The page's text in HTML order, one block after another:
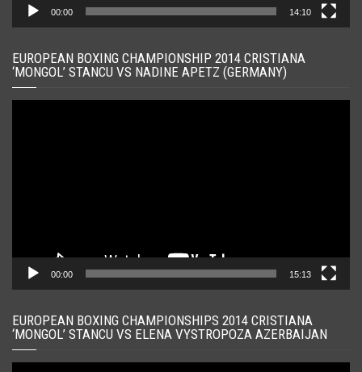
00:00 14:10
EUROPEAN BOXING CHAMPIONSHIP 2014 CRISTIANA
‘MONGOL’ STANCU VS NADINE APETZ (GERMANY)
00:00 15:13
EUROPEAN BOXING CHAMPIONSHIPS 2014 CRISTIANA
‘MONGOL’ STANCU VS ELENA VYSTROPOZA AZERBAIJAN